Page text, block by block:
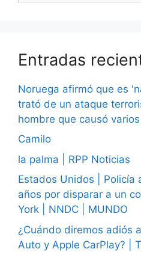
Entradas
Noruega afirmó que es
trató de un ataque
hombre que causó
Camilo
la palma | RPP Noticias
Estados Unidos | Policía
años por disparar a un
York | NNDC | MUNDO
¿Cuándo diremos adiós
Auto y Apple CarPlay? |